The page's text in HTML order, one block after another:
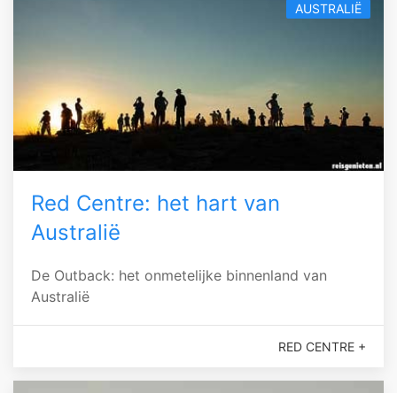
AUSTRALIË
Red Centre: het hart van
Australië
De Outback: het onmetelijke binnenland van
Australië
RED CENTRE +